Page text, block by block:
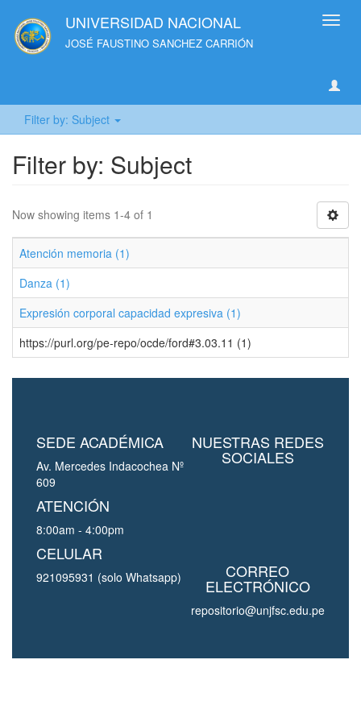
UNIVERSIDAD NACIONAL
JOSÉ FAUSTINO SANCHEZ CARRIÓN
Filter by: Subject
Filter by: Subject
Now showing items 1-4 of 1
Atención memoria (1)
Danza (1)
Expresión corporal capacidad expresiva (1)
https://purl.org/pe-repo/ocde/ford#3.03.11 (1)
SEDE ACADÉMICA
Av. Mercedes Indacochea Nº
609
ATENCIÓN
8:00am - 4:00pm
CELULAR
921095931 (solo Whatsapp)
NUESTRAS REDES
SOCIALES
CORREO
ELECTRÓNICO
repositorio@unjfsc.edu.pe